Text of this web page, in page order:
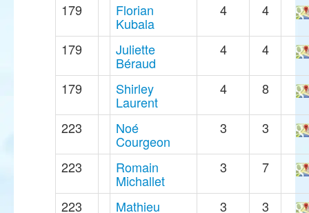
179 Florian
Kubala
4 4
179 Juliette
Béraud
4 4
179 Shirley
Laurent
4 8
223 Noé
Courgeon
3 3
223 Romain
Michallet
3 7
223 Mathieu 3 3